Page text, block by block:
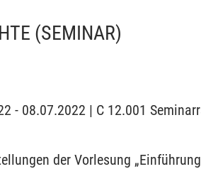
(SEMINAR)
- 08.07.2022 | C 12.001
der Vorlesung